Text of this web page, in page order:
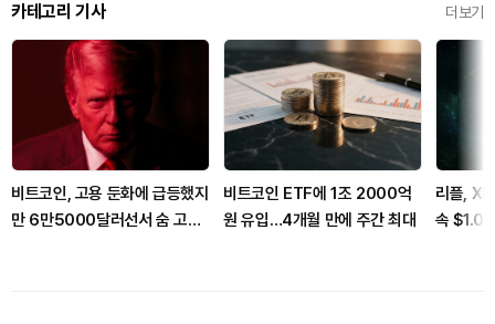
카테고리 기사 더보기
비트코인, 고용 둔화에 급등했지
만 6만5000달러선서 숨 고르
비트코인 ETF에 1조 2000억
원 유입…4개월 만에 주간 최대
리플,
속